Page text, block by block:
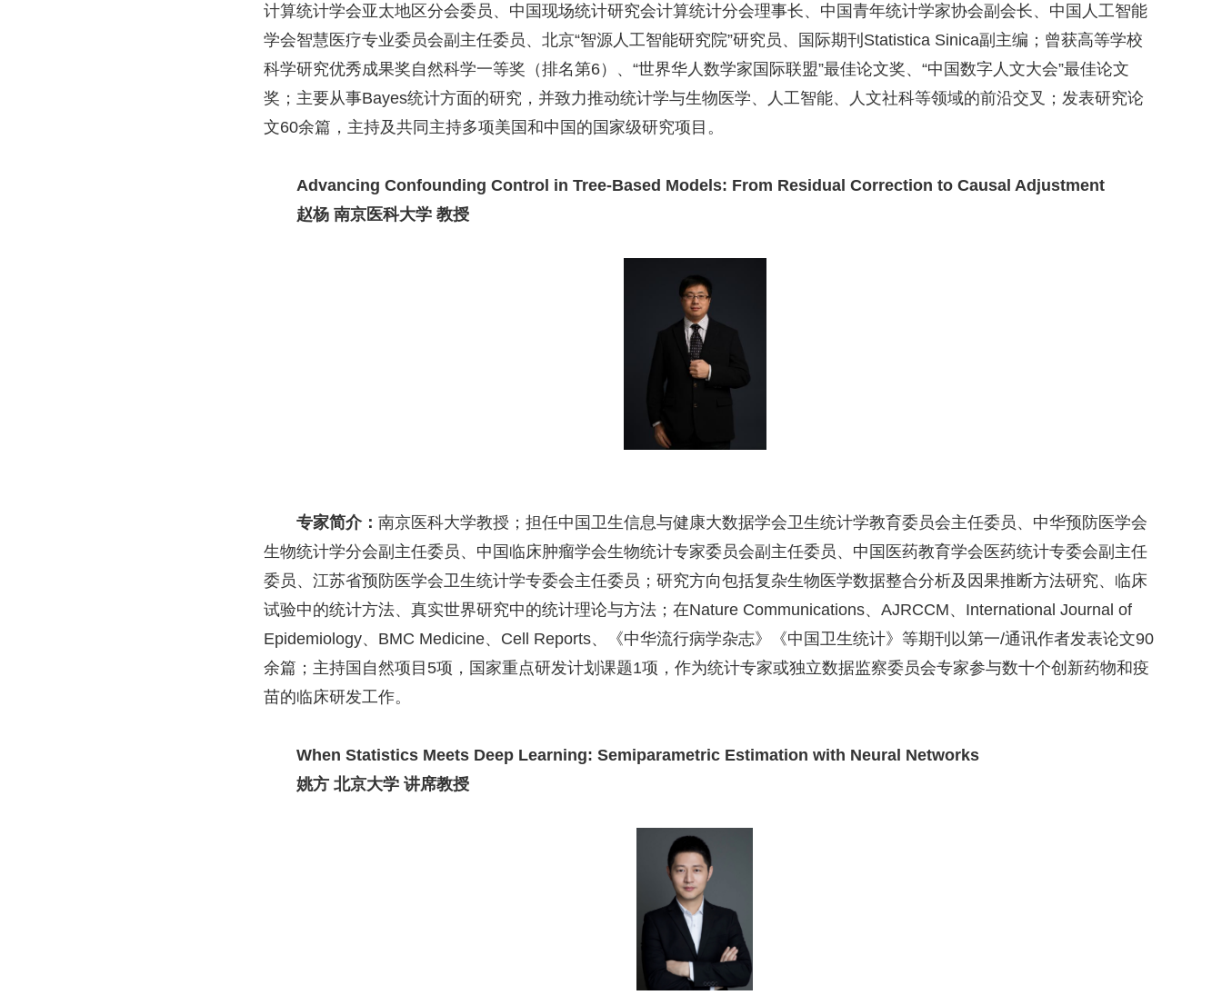
计算统计学会亚太地区分会委员、中国现场统计研究会计算统计分会理事长、中国青年统计学家协会副会长、中国人工智能
学会智慧医疗专业委员会副主任委员、北京“智源人工智能研究院”研究员、国际期刊 Statistica Sinica副主编；曾获高等学校
科学研究优秀成果奖自然科学一等奖（排名第6）、 “世界华人数学家国际联盟”最佳论文奖、 “中国数字人文大会”最佳论文
奖；主要从事Bayes统计方面的研究，并致力推动统计学与生物医学、人工智能、人文社科等领域的前沿交叉；发表研究论
文60余篇，主持及共同主持多项美国和中国的国家级研究项目。
Advancing Confounding Control in Tree-Based Models: From Residual Correction to Causal Adjustment
赵杨 南京医科大学 教授
专家简介： 南京医科大学教授；担任中国卫生信息与健康大数据学会卫生统计学教育委员会主任委员、中华预防医学会
生物统计学分会副主任委员、中国临床肿瘤学会生物统计专家委员会副主任委员、中国医药教育学会医药统计专委会副主任
委员、江苏省预防医学会卫生统计学专委会主任委员；研究方向包括复杂生物医学数据整合分析及因果推断方法研究、临床
试验中的统计方法、真实世界研究中的统计理论与方法；在Nature Communications、 AJRCCM、 International Journal of
Epidemiology、 BMC Medicine、 Cell Reports、《中华流行病学杂志》《中国卫生统计》等期刊以第一/通讯作者发表论文90
余篇；主持国自然项目 5项，国家重点研发计划课题1项，作为统计专家或独立数据监察委员会专家参与数十个创新药物和疫
苗的临床研发工作。
When Statistics Meets Deep Learning: Semiparametric Estimation with Neural Networks
姚方 北京大学 讲席教授